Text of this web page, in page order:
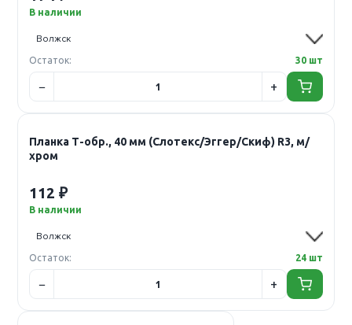
В наличии
Остаток: 30 шт
Планка Т-обр., 40 мм (Слотекс/Эггер/Скиф) R3, м/
хром
112 ₽
В наличии
Остаток: 24 шт